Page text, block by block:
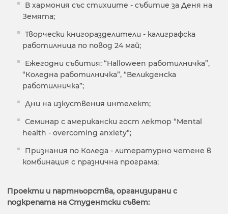
В хармония със стихиите - събитие за Деня на
Земята;
Творчески книгоразделители - калиграфска
работилница по повод 24 май;
Ежегодни събития: “Halloween работилничка”,
“Коледна работилничка”, “Великденска
работилничка”;
Дни на изкуствения интелект;
Семинар с американски гост лектор “Mental
health - overcoming anxiety”;
Признания по Коледа - литературно четене в
комбинация с празнична програма;
Проекти и партньорства, организирани с
подкрепата на Студентски съвет: